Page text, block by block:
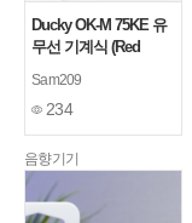
Ducky OK-M 75KE 유
무선 기계식 (Red
Sam209
234
음향기기